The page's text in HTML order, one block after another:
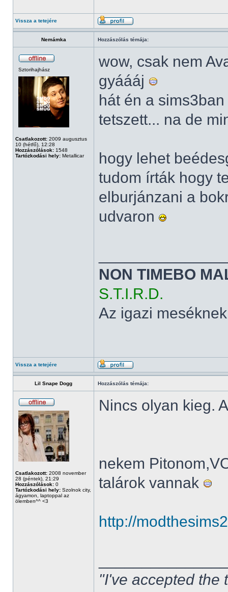
Vissza a tetejére
Nemámka Hozzászólás témája:
Sztorihajhász
Csatlakozott: 2009 augusztus
10 (hétfő), 12:28
Hozzászólások: 1548
Tartózkodási hely: Metallicar
wow, csak nem
gyáááj
hát én a
tetszett... na de
hogy lehet
tudom írták hogy
elburjánzani a
udvaron
NON TIMEBO
S.T.I.R.D.
Az igazi
Vissza a tetejére
Lil Snape Dogg Hozzászólás témája:
Csatlakozott: 2008 november
28 (péntek), 21:29
Hozzászólások: 0
Tartózkodási hely: Szolnok city,
ágyamon, laptoppal az
ölemben^^ <3
Nincs olyan kieg.
nekem
talárok vannak
http://
"I've accepted the